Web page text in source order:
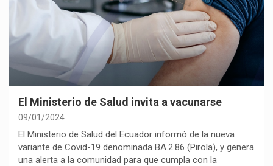
El Ministerio de Salud invita a vacunarse
09/01/2024
El Ministerio de Salud del Ecuador informó de la nueva
variante de Covid-19 denominada BA.2.86 (Pirola), y genera
una alerta a la comunidad para que cumpla con la